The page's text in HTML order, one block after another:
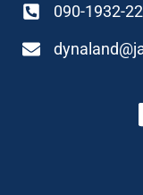
090-1932-